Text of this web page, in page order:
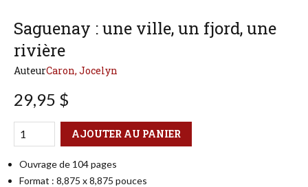
Saguenay : une ville, un fjord, une
rivière
AuteurCaron, Jocelyn
29,95 $
Qté
Format AJOUTER AU PANIER
Ouvrage de 104 pages
Format : 8,875 x 8,875 pouces